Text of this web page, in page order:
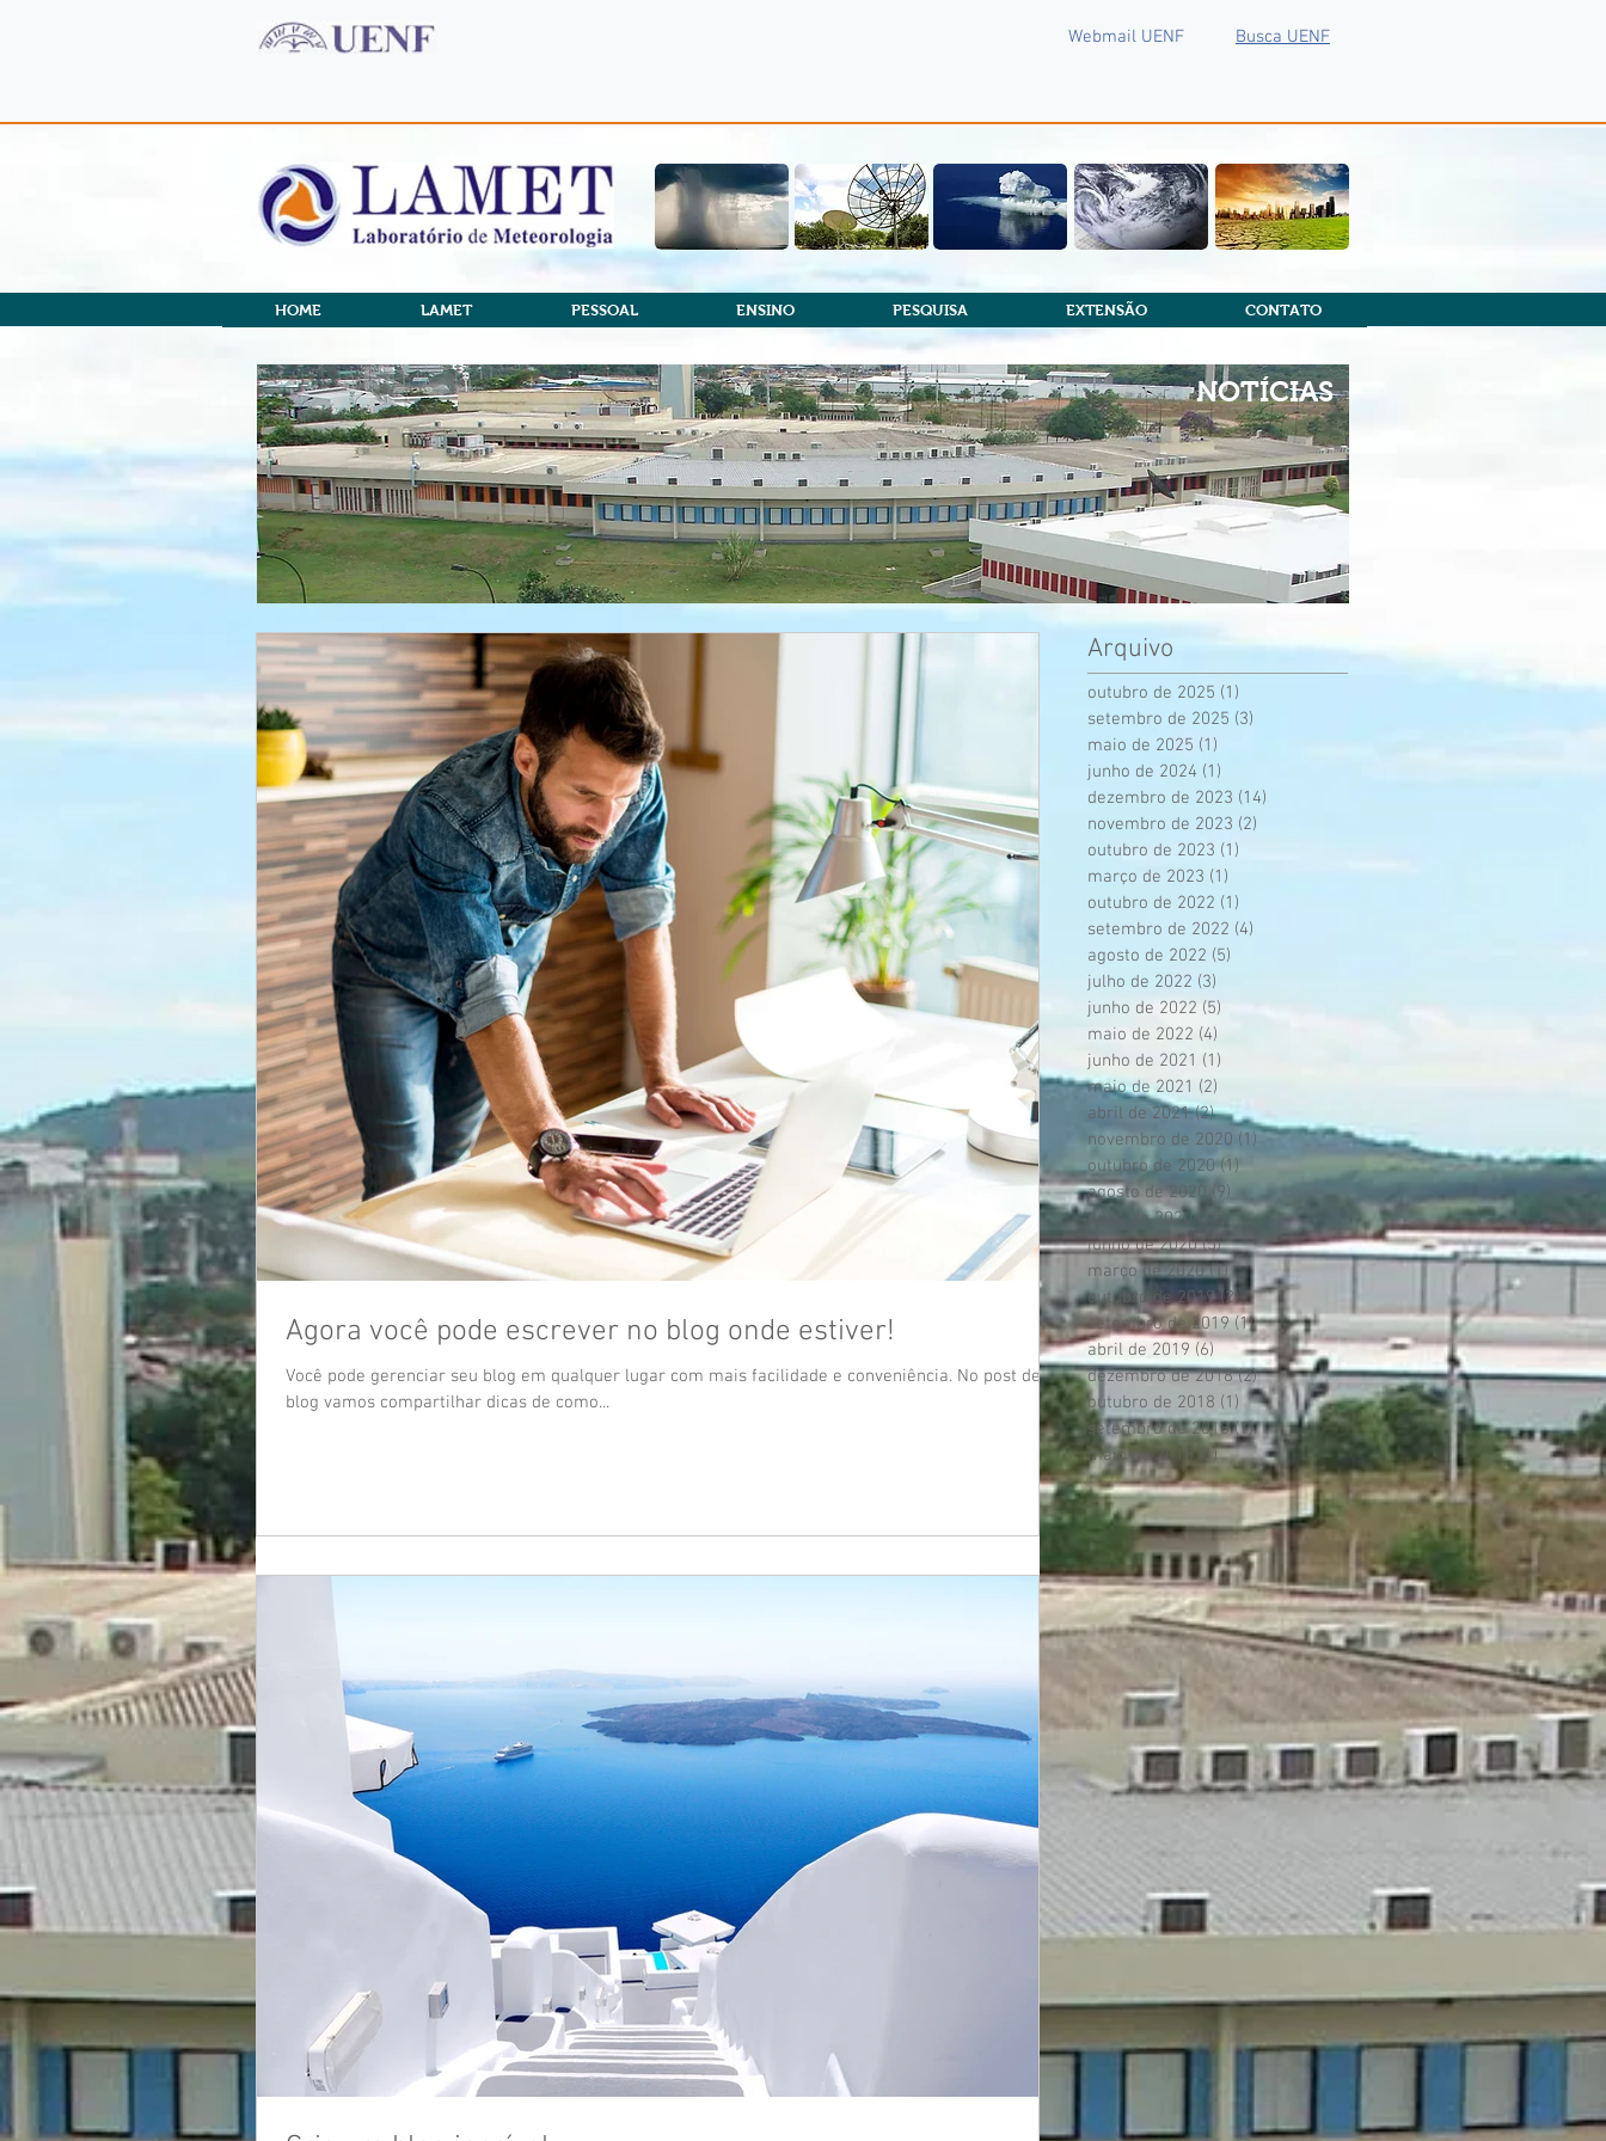
Webmail UENF Busca UENF
HOME LAMET PESSOAL ENSINO PESQUISA EXTENSÃO CONTATO
NOTÍCIAS
Agora você pode escrever no blog onde estiver!
Você pode gerenciar seu blog em qualquer lugar com mais facilidade e conveniência. No post desse
blog vamos compartilhar dicas de como...
Arquivo
outubro de 2025 (1)
setembro de 2025 (3)
maio de 2025 (1)
junho de 2024 (1)
dezembro de 2023 (14)
novembro de 2023 (2)
outubro de 2023 (1)
março de 2023 (1)
outubro de 2022 (1)
setembro de 2022 (4)
agosto de 2022 (5)
julho de 2022 (3)
junho de 2022 (5)
maio de 2022 (4)
junho de 2021 (1)
maio de 2021 (2)
abril de 2021 (2)2 posts
novembro de 2020 (1) 1 post
outubro de 2020 (1)1 post
agosto de 2020 (9) 9 posts
julho de 2020 (15)
15 posts
junho de 2020 (5)5 posts
março de 2020 (1)1 post
outubro de 2019 (2)2 posts
setembro de 2019 (1)1 post
abril de 2019 (6)6 posts
dezembro de 2018 (2)2 posts
outubro de 2018 (1) 1 post
setembro de 2018 (1)1 post
maio de 2018
(1)1 post